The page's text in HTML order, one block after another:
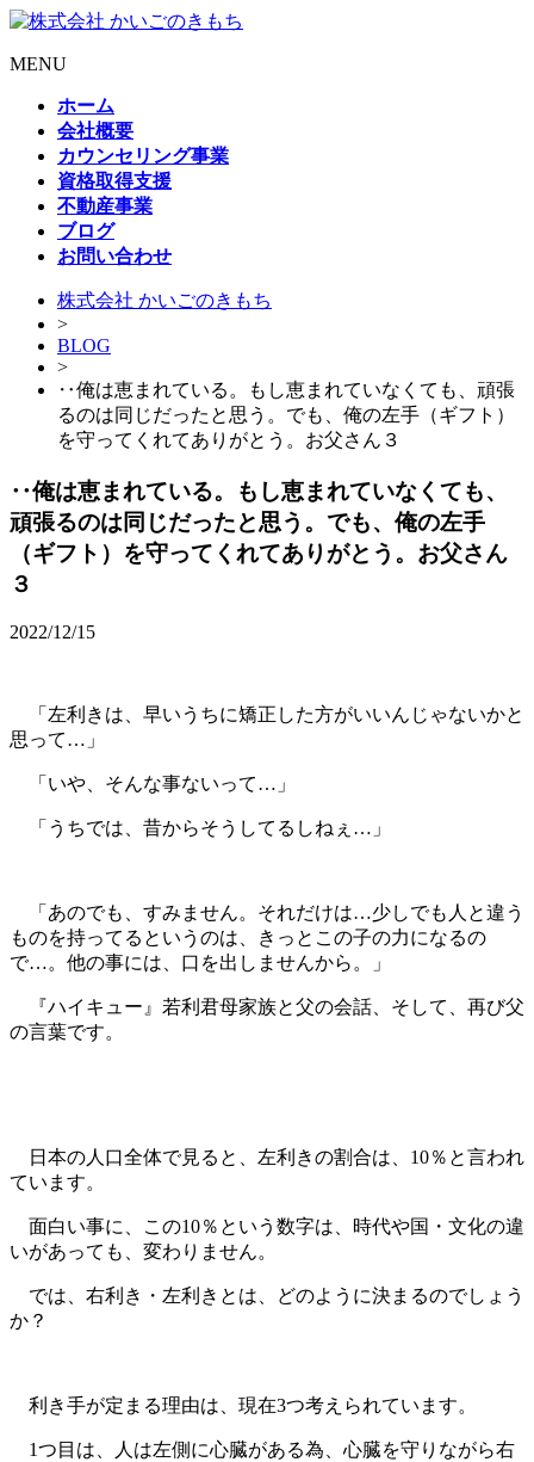
MENU
ホーム
会社概要
カウンセリング事業
資格取得支援
不動産事業
ブログ
お問い合わせ
株式会社 かいごのきもち
>
BLOG
>
‥俺は恵まれている。もし恵まれていなくても、頑張
るのは同じだったと思う。でも、俺の左手（ギフト）
を守ってくれてありがとう。お父さん３
‥俺は恵まれている。もし恵まれていなくても、
頑張るのは同じだったと思う。でも、俺の左手
（ギフト）を守ってくれてありがとう。お父さん
３
2022/12/15
「左利きは、早いうちに矯正した方がいいんじゃないかと
思って…」
「いや、そんな事ないって…」
「うちでは、昔からそうしてるしねぇ…」
「あのでも、すみません。それだけは…少しでも人と違う
ものを持ってるというのは、きっとこの子の力になるの
で…。他の事には、口を出しませんから。」
『ハイキュー』若利君母家族と父の会話、そして、再び父
の言葉です。
日本の人口全体で見ると、左利きの割合は、10％と言われ
ています。
面白い事に、この10％という数字は、時代や国・文化の違
いがあっても、変わりません。
では、右利き・左利きとは、どのように決まるのでしょう
か？
利き手が定まる理由は、現在3つ考えられています。
1つ目は、人は左側に心臓がある為、心臓を守りながら右